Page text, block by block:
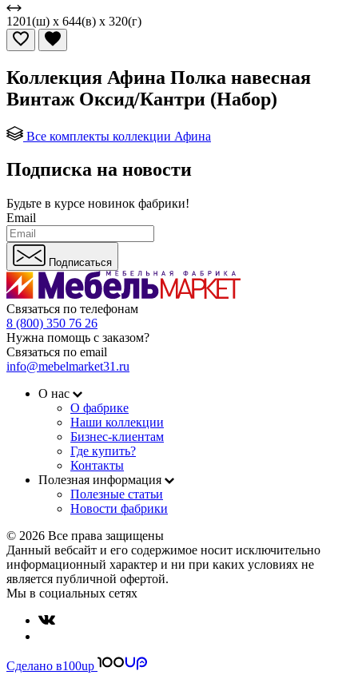
1201(ш) x 644(в) x 320(г)
Коллекция Афина Полка навесная
Винтаж Оксид/Кантри (Набор)
Все комплекты коллекции Афина
Подписка на новости
Будьте в курсе новинок фабрики!
Email
Подписаться
Связаться по телефонам
8 (800) 350 76 26
Нужна помощь с заказом?
Связаться по email
info@mebelmarket31.ru
О нас
О фабрике
Наши коллекции
Бизнес-клиентам
Где купить?
Контакты
Полезная информация
Полезные статьи
Новости фабрики
© 2026 Все права защищены
Данный вебсайт и его содержимое носит исключительно
информационный характер и ни при каких условиях не
является публичной офертой.
Мы в социальных сетях
Сделано в100up